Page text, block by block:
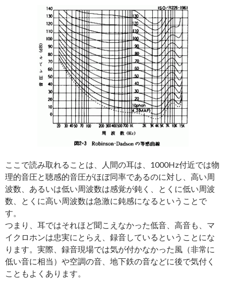
ここで読み取れることは、人間の耳は、1000Hz付近では物
理的音圧と聴感的音圧がほぼ同率であるのに対し、高い周
波数、あるいは低い周波数は感覚が鈍く、とくに低い周波
数、とくに高い周波数は急激に鈍感になるということで
す。
つまり、耳ではそれほど聞こえなかった低音、高音も、マ
イクロホンは忠実にとらえ、録音しているということにな
ります。実際、録音現場では気が付かなかった風（非常に
低い音に相当）や空調の音、地下鉄の音などに後で気付く
こともよくあります。